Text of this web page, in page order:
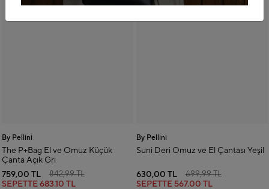
By Pellini
The P+Bag El ve Omuz Küçük
Çanta Açık Gri
759,00 TL
842,99 TL
SEPETTE683.10 TL
By Pellini
Suni Deri Omuz ve El Çantası Yeşil
630,00 TL 699,99 TL
SEPETTE 567.00 TL